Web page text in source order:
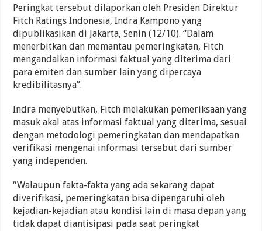
Peringkat tersebut dilaporkan oleh Presiden Direktur
Fitch Ratings Indonesia, Indra Kampono yang
dipublikasikan di Jakarta, Senin (12/10). “Dalam
menerbitkan dan memantau pemeringkatan, Fitch
mengandalkan informasi faktual yang diterima dari
para emiten dan sumber lain yang dipercaya
kredibilitasnya”.
Indra menyebutkan, Fitch melakukan pemeriksaan yang
masuk akal atas informasi faktual yang diterima, sesuai
dengan metodologi pemeringkatan dan mendapatkan
verifikasi mengenai informasi tersebut dari sumber
yang independen.
“Walaupun fakta-fakta yang ada sekarang dapat
diverifikasi, pemeringkatan bisa dipengaruhi oleh
kejadian-kejadian atau kondisi lain di masa depan yang
tidak dapat diantisipasi pada saat peringkat